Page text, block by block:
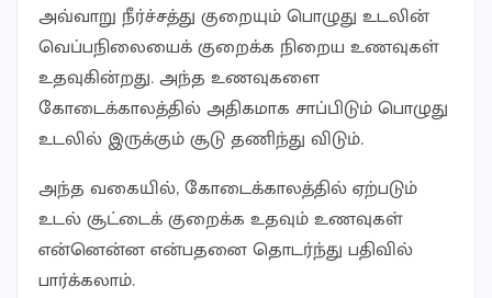
அவ்வாறு நீர்ச்சத்து குறையும் பொழுது உடலின்
வெப்பநிலையைக் குறைக்க நிறைய உணவுகள்
உதவுகின்றது. அந்த உணவுகளை
கோடைக்காலத்தில் அதிகமாக சாப்பிடும் பொழுது
உடலில் இருக்கும் சூடு தணிந்து விடும்.
அந்த வகையில், கோடைக்காலத்தில் ஏற்படும்
உடல் சூட்டைக் குறைக்க உதவும் உணவுகள்
என்னென்ன என்பதனை தொடர்ந்து பதிவில்
பார்க்கலாம்.